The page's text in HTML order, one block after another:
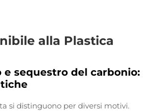
alla Plastica
sequestro del carbonio:
si distinguono per diversi motivi.